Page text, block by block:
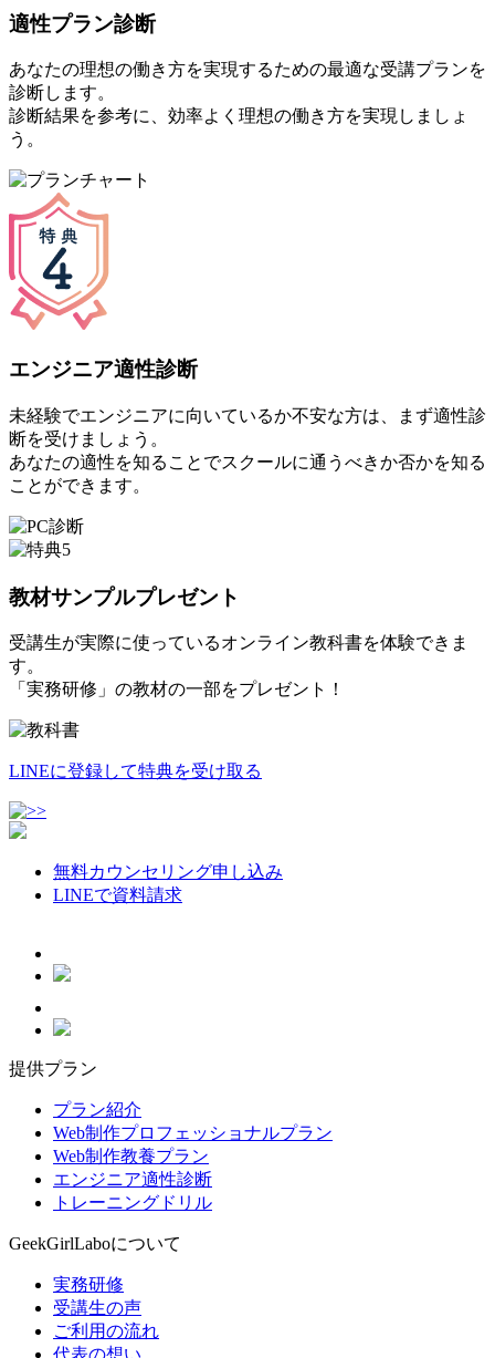
適性プラン診断
あなたの理想の働き方を実現するための最適な受講プランを
診断します。
診断結果を参考に、効率よく理想の働き方を実現しましょ
う。
エンジニア適性診断
未経験でエンジニアに向いているか不安な方は、まず適性診
断を受けましょう。
あなたの適性を知ることでスクールに通うべきか否かを知る
ことができます。
教材サンプルプレゼント
受講生が実際に使っているオンライン教科書を体験できま
す。
「実務研修」の教材の一部をプレゼント！
LINEに登録して特典を受け取る
無料カウンセリング申し込み
LINEで資料請求
提供プラン
プラン紹介
Web制作プロフェッショナルプラン
Web制作教養プラン
エンジニア適性診断
トレーニングドリル
GeekGirlLaboについて
実務研修
受講生の声
ご利用の流れ